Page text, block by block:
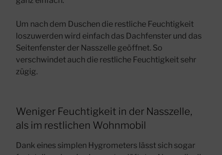
Um nach dem Duschen die restliche Feuchtigkeit
loszuwerden wird einfach das Dachfenster und das
Seitenfenster der Nasszelle geöffnet. So
verschwindet auch die restliche Feuchtigkeit sehr
zügig.
Weniger Feuchtigkeit in der Nasszelle,
als im restlichen Wohnmobil
Dank eines simplen Hygrometers lässt sich sogar